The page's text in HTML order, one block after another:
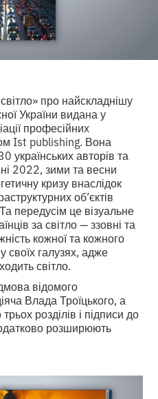
про найскладнішу
України видана у
професійних
Ist publishing. Вона
українських авторів та
2022, зими та весни
кризу внаслідок
об’єктів
передусім це візуальне
за світло — ззовні та
кожної та кожного
галузях, адже
світло.
відомого
Влада Троїцького, а
розділів і підписи до
розширюють